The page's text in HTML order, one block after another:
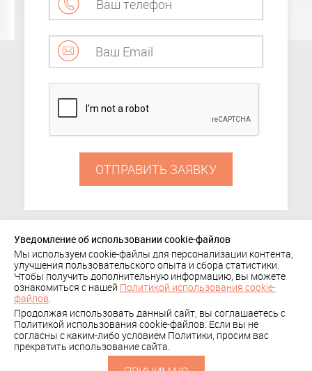
ОТПРАВИТЬ ЗАЯВКУ
+ 7 (495) 636-29-78
Политика
конфиденциальности
ПОРТФОЛИО
КОМПАНИЯ КЛИЕНТЫ
СКАЧАТЬ
ПРЕЗЕНТАЦИЮ
Уведомление об использовании cookie-файлов
Мы используем cookie-файлы для персонализации контента,
улучшения пользовательского опыта и сбора статистики.
Чтобы получить дополнительную информацию, вы можете
ознакомиться с нашей Политикой использования cookie-
файлов.
Продолжая использовать данный сайт, вы соглашаетесь с
Политикой использования cookie-файлов. Если вы не
согласны с каким-либо условием Политики, просим вас
прекратить использование сайта.